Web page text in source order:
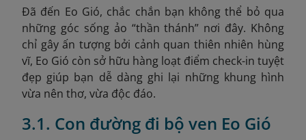
Đã đến Eo Gió, chắc chắn bạn không thể bỏ qua
những góc sống ảo “thần thánh” nơi đây. Không
chỉ gây ấn tượng bởi cảnh quan thiên nhiên hùng
vĩ, Eo Gió còn sở hữu hàng loạt điểm check-in tuyệt
đẹp giúp bạn dễ dàng ghi lại những khung hình
vừa nên thơ, vừa độc đáo.
3.1. Con đường đi bộ ven Eo Gió